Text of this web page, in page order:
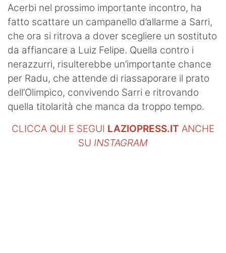
Acerbi nel prossimo importante incontro, ha
fatto scattare un campanello d’allarme a Sarri,
che ora si ritrova a dover scegliere un sostituto
da affiancare a Luiz Felipe. Quella contro i
nerazzurri, risulterebbe un’importante chance
per Radu, che attende di riassaporare il prato
dell’Olimpico, convivendo Sarri e ritrovando
quella titolarità che manca da troppo tempo.
CLICCA QUI E SEGUI LAZIOPRESS.IT ANCHE
SU INSTAGRAM